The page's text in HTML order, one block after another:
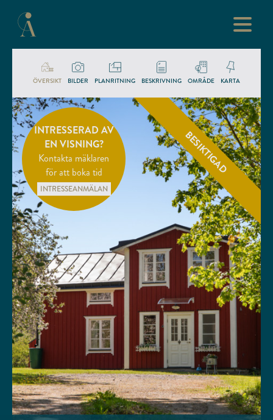
ÖVERSIKT BILDER PLANRITNING BESKRIVNING OMRÅDE KARTA
BESIKTIGAD
INTRESSERAD AV
EN VISNING?
Kontakta mäklaren
för att boka tid
INTRESSEANMÄLAN